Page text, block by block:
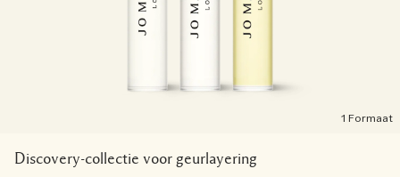
1 Formaat
Discovery-collectie voor geurlayering